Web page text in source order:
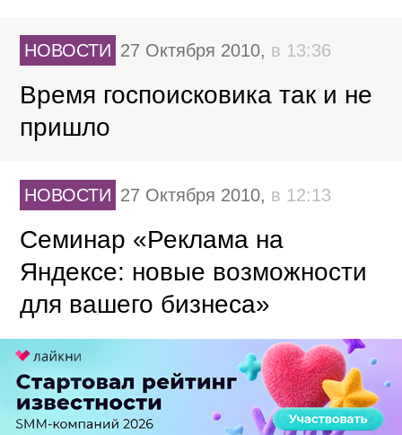
НОВОСТИ 27 Октября 2010, в 13:36
Время госпоисковика так и не
пришло
НОВОСТИ 27 Октября 2010, в 12:13
Семинар «Реклама на
Яндексе: новые возможности
для вашего бизнеса»